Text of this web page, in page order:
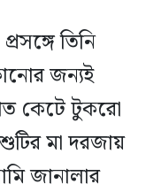
তিনি
জন্যই
কেটে টুকরো
মা দরজায়
জানালার